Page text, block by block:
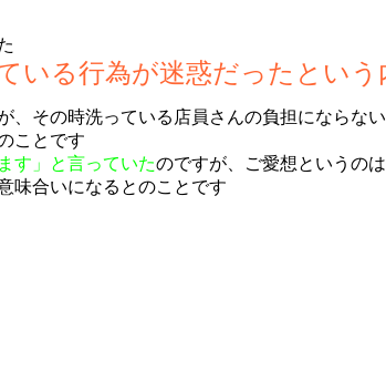
いる行為が迷惑だったという
その時洗っている店員さんの負担にならない
ことです
す」と言っていたのですが、ご愛想というの
味合いになるとのことです